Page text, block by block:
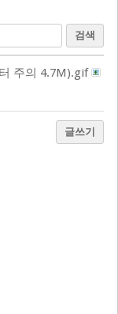
검색
주의 4.7M).gif
글쓰기